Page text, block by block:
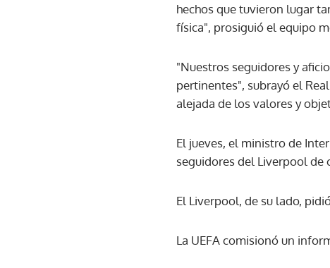
hechos que tuvieron lugar
física", prosiguió el equipo
"Nuestros seguidores y
pertinentes", subrayó el
alejada de los valores y
El jueves, el ministro de
seguidores del Liverpool de
El Liverpool, de su lado,
La UEFA comisionó un